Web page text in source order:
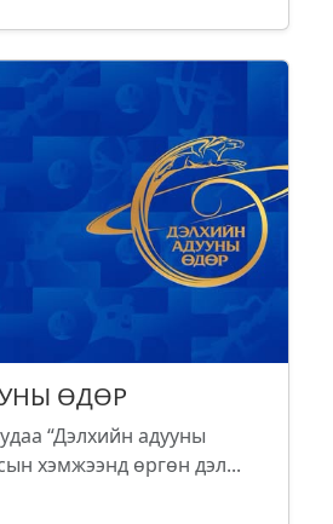
ӨДӨР
“Дэлхийн адууны
хэмжээнд өргөн дэл...